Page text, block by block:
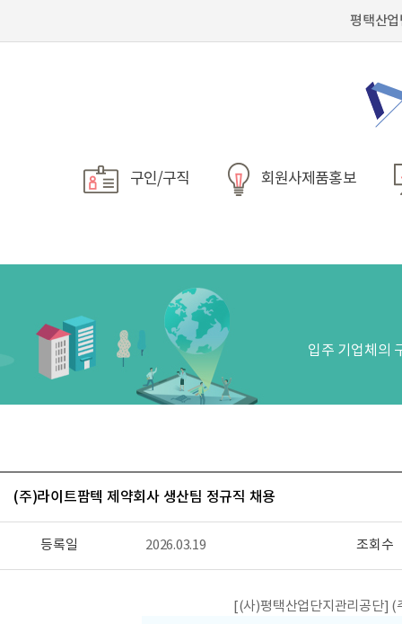
평택산
구인/구직 회원사제품홍보
입주 기업체의
(주)라이트팜텍 제약회사 생산팀 정규직 채용
등록일 2026.03.19 조회수
[(사)평택산업단지관리공단] (